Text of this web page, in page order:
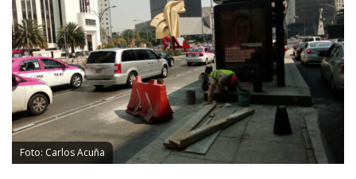
Foto: Carlos Acuña